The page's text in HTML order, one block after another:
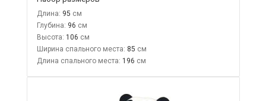
Длина: 95
Глубина: 96
Высота: 106
Ширина спального места: 85
Длина спального места: 196